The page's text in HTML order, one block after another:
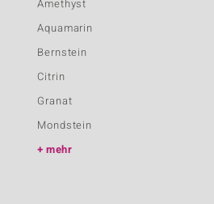
Amethyst
Aquamarin
Bernstein
Citrin
Granat
Mondstein
mehr